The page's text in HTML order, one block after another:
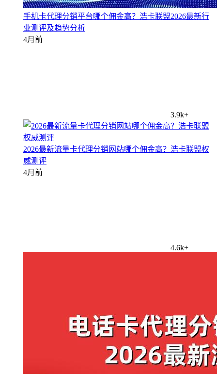
手机卡代理分销平台哪个佣金高？浩卡联盟2026最新行
业测评及趋势分析
4月前
3.9k+
2026最新流量卡代理分销网站哪个佣金高？浩卡联盟权
威测评
4月前
4.6k+